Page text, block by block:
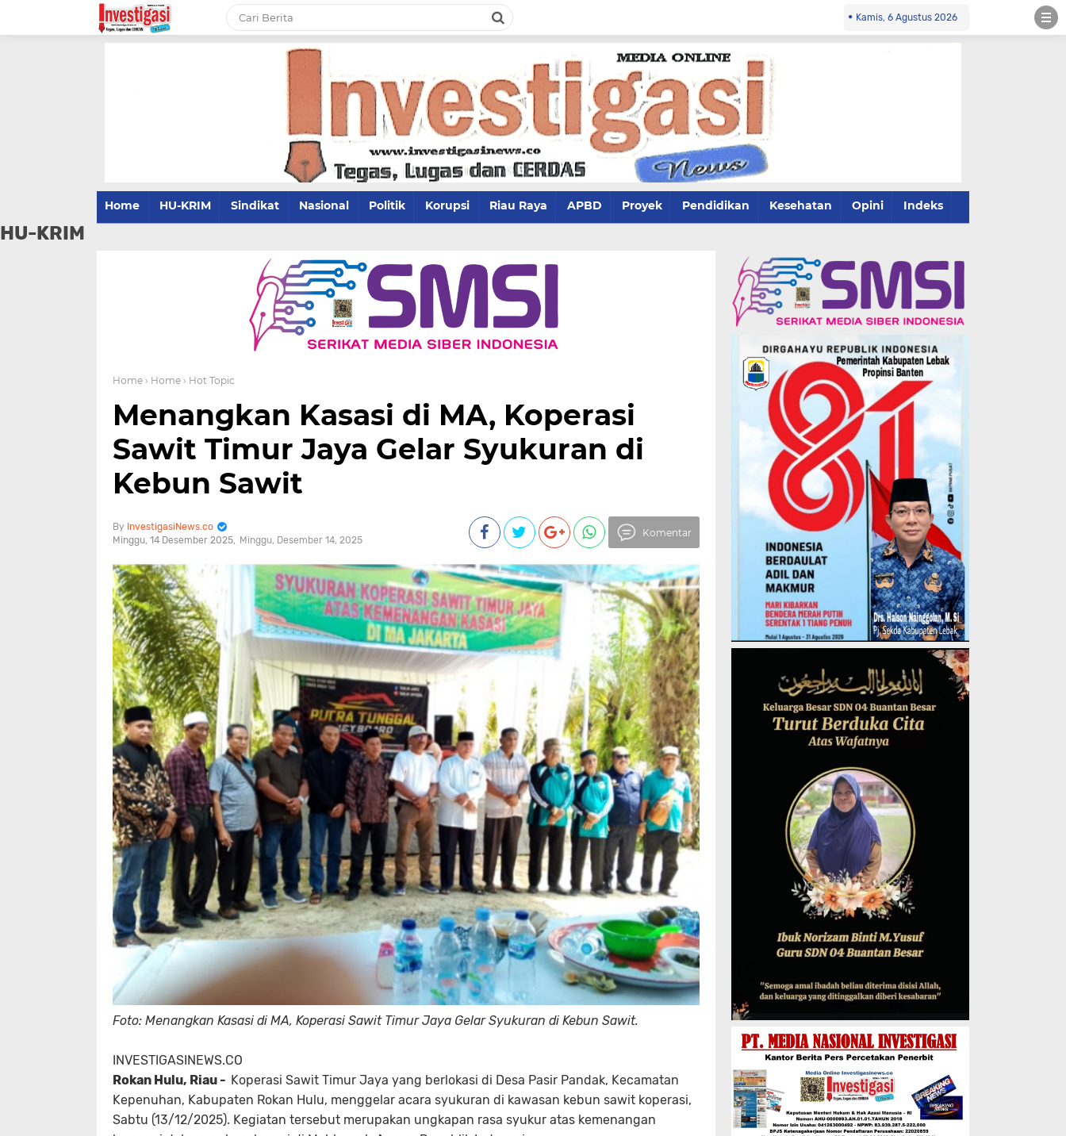
Kamis, 6 Agustus 2026
Home HU-KRIM Sindikat Nasional Politik Korupsi Riau Raya APBD Proyek Pendidikan Kesehatan Opini Indeks
HU-KRIM
Home › Home › Hot Topic
Menangkan Kasasi di MA, Koperasi
Sawit Timur Jaya Gelar Syukuran di
Kebun Sawit
InvestigasiNews.co
Minggu, 14 Desember 2025
Minggu, Desember 14, 2025
Komentar
Foto: Menangkan Kasasi di MA, Koperasi Sawit Timur Jaya Gelar Syukuran di Kebun Sawit.
INVESTIGASINEWS.CO
Rokan Hulu, Riau - Koperasi Sawit Timur Jaya yang berlokasi di Desa Pasir Pandak, Kecamatan
Kepenuhan, Kabupaten Rokan Hulu, menggelar acara syukuran di kawasan kebun sawit koperasi,
Sabtu (13/12/2025). Kegiatan tersebut merupakan ungkapan rasa syukur atas kemenangan